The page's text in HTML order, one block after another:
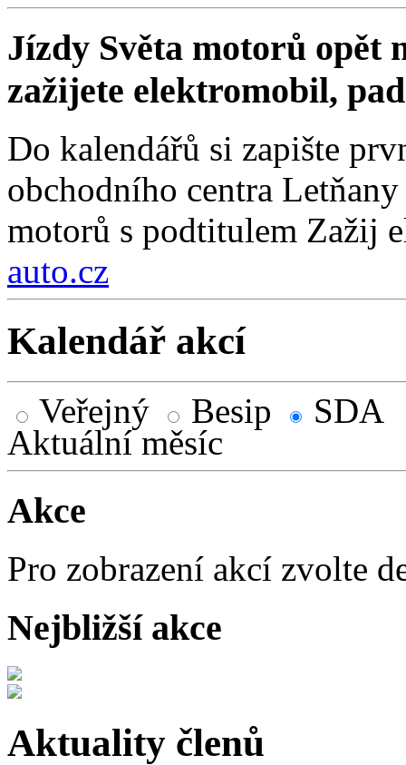
Jízdy Světa motorů opět
zažijete elektromobil,
Do kalendářů si zapište
obchodního centra
motorů s podtitulem Zažij
auto.cz
Kalendář akcí
Veřejný Besip
SDA
Aktuální měsíc
Akce
Pro zobrazení akcí zvolte
Nejbližší akce
Aktuality členů